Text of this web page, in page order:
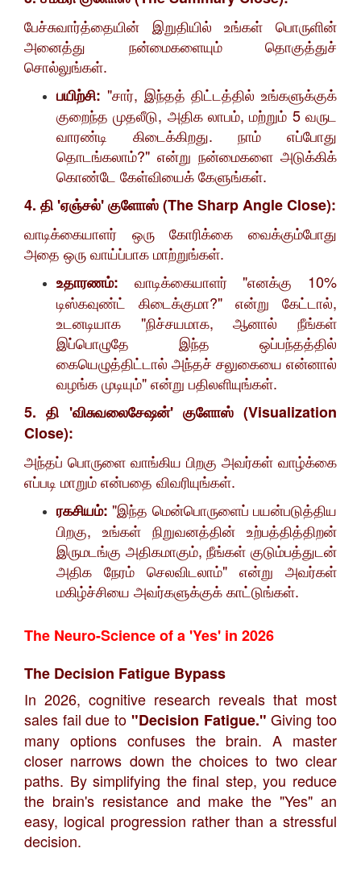
​பேச்சுவார்த்தையின் இறுதியில் உங்கள் பொருளின்
அனைத்து நன்மைகளையும் தொகுத்துச்
சொல்லுங்கள்.
பயிற்சி: "சார், இந்தத் திட்டத்தில் உங்களுக்குக்
குறைந்த முதலீடு, அதிக லாபம், மற்றும் 5 வருட
வாரண்டி கிடைக்கிறது. நாம் எப்போது
தொடங்கலாம்?" என்று நன்மைகளை அடுக்கிக்
கொண்டே கேள்வியைக் கேளுங்கள்.
4. தி 'ஏஞ்சல்' குளோஸ் (The Sharp Angle Close):
​வாடிக்கையாளர் ஒரு கோரிக்கை வைக்கும்போது
அதை ஒரு வாய்ப்பாக மாற்றுங்கள்.
உதாரணம்: வாடிக்கையாளர் "எனக்கு 10%
டிஸ்கவுண்ட் கிடைக்குமா?" என்று கேட்டால்,
உடனடியாக "நிச்சயமாக, ஆனால் நீங்கள்
இப்பொழுதே இந்த ஒப்பந்தத்தில்
கையெழுத்திட்டால் அந்தச் சலுகையை என்னால்
வழங்க முடியும்" என்று பதிலளியுங்கள்.
5. தி 'விசுவலைசேஷன்' குளோஸ் (Visualization
Close):
​அந்தப் பொருளை வாங்கிய பிறகு அவர்கள் வாழ்க்கை
எப்படி மாறும் என்பதை விவரியுங்கள்.
ரகசியம்: "இந்த மென்பொருளைப் பயன்படுத்திய
பிறகு, உங்கள் நிறுவனத்தின் உற்பத்தித்திறன்
இருமடங்கு அதிகமாகும், நீங்கள் குடும்பத்துடன்
அதிக நேரம் செலவிடலாம்" என்று அவர்கள்
மகிழ்ச்சியை அவர்களுக்குக் காட்டுங்கள்.
The Neuro-Science of a 'Yes' in 2026
The Decision Fatigue Bypass
​In 2026, cognitive research reveals that most
sales fail due to "Decision Fatigue." Giving too
many options confuses the brain. A master
closer narrows down the choices to two clear
paths. By simplifying the final step, you reduce
the brain's resistance and make the "Yes" an
easy, logical progression rather than a stressful
decision.